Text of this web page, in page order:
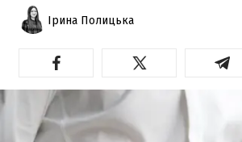
Ірина Полицька